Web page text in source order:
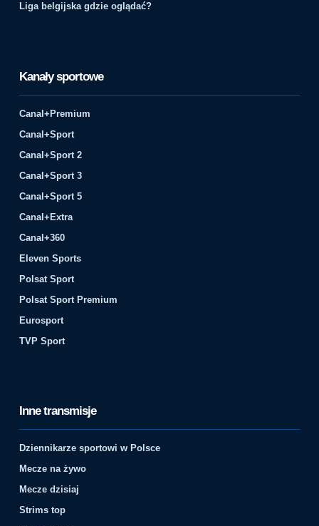
Liga belgijska gdzie oglądać?
Kanały sportowe
Canal+Premium
Canal+Sport
Canal+Sport 2
Canal+Sport 3
Canal+Sport 5
Canal+Extra
Canal+360
Eleven Sports
Polsat Sport
Polsat Sport Premium
Eurosport
TVP Sport
Inne transmisje
Dziennikarze sportowi w Polsce
Mecze na żywo
Mecze dzisiaj
Strims top